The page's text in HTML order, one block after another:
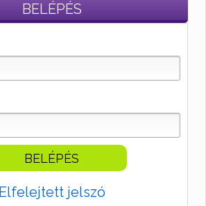
BELÉPÉS
Elfelejtett jelszó